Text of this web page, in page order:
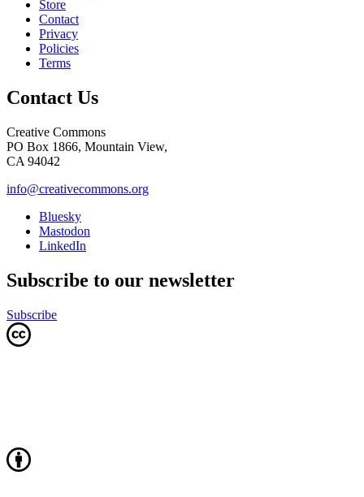
Store
Contact
Privacy
Policies
Terms
Contact Us
Creative Commons
PO Box 1866, Mountain View,
CA 94042
info@creativecommons.org
Bluesky
Mastodon
LinkedIn
Subscribe to our newsletter
Subscribe